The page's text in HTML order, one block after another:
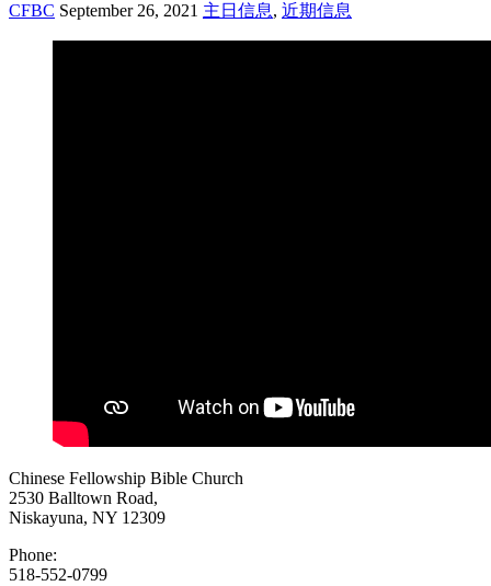
CFBC September 26, 2021 主日信息, 近期信息
Chinese Fellowship Bible Church
2530 Balltown Road,
Niskayuna, NY 12309
Phone:
518-552-0799